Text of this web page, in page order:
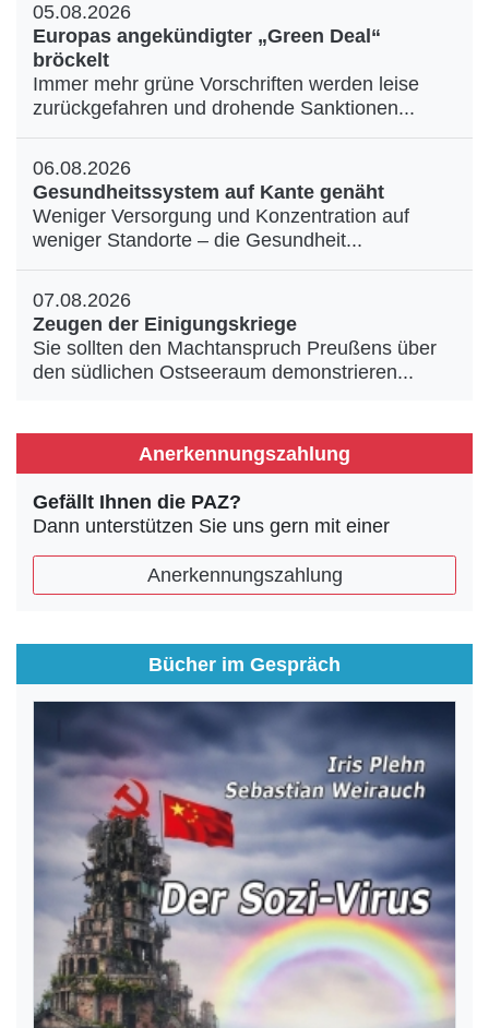
05.08.2026
Europas angekündigter „Green Deal“
bröckelt
Immer mehr grüne Vorschriften werden leise
zurückgefahren und drohende Sanktionen...
06.08.2026
Gesundheitssystem auf Kante genäht
Weniger Versorgung und Konzentration auf
weniger Standorte – die Gesundheit...
07.08.2026
Zeugen der Einigungskriege
Sie sollten den Machtanspruch Preußens über
den südlichen Ostseeraum demonstrieren...
Anerkennungszahlung
Gefällt Ihnen die PAZ?
Dann unterstützen Sie uns gern mit einer
Anerkennungszahlung
Bücher im Gespräch